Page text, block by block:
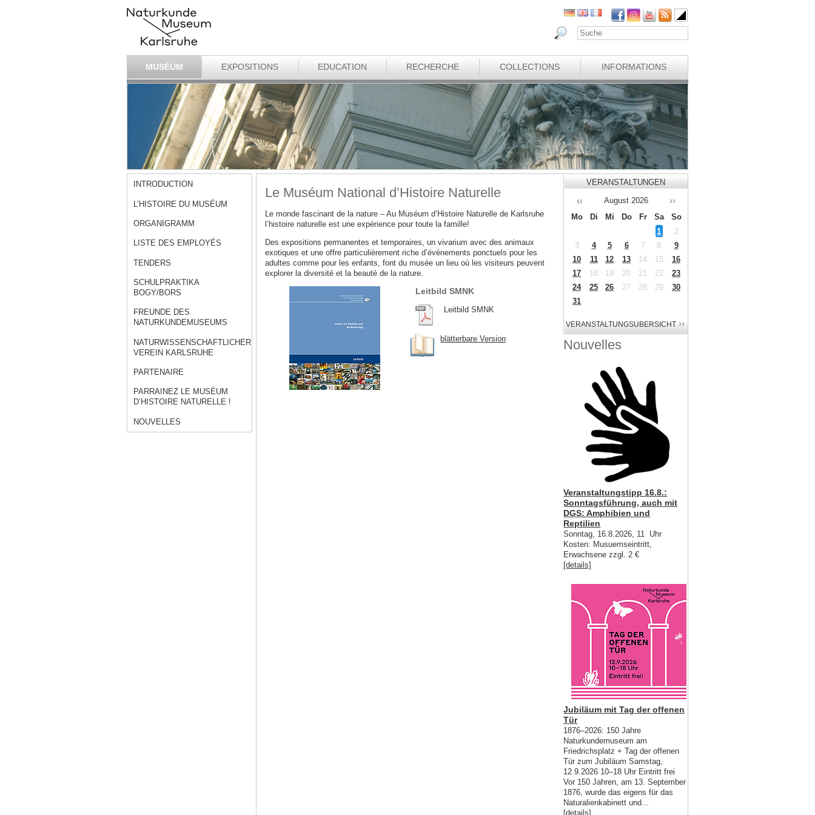
MUSÉUM EXPOSITIONS EDUCATION RECHERCHE COLLECTIONS INFORMATIONS
INTRODUCTION
L’HISTOIRE DU MUSÉUM
ORGANIGRAMM
LISTE DES EMPLOYÉS
TENDERS
SCHULPRAKTIKA
BOGY/BORS
FREUNDE DES
NATURKUNDEMUSEUMS
NATURWISSENSCHAFTLICHER
VEREIN KARLSRUHE
PARTENAIRE
PARRAINEZ LE MUSÉUM
D’HISTOIRE NATURELLE !
NOUVELLES
Le Muséum National d’Histoire Naturelle
Le monde fascinant de la nature – Au Muséum d’Histoire Naturelle de Karlsruhe
l’histoire naturelle est une expérience pour toute la famille!
Des expositions permanentes et temporaires, un vivarium avec des animaux
exotiques et une offre particulièrement riche d’événements ponctuels pour les
adultes comme pour les enfants, font du musée un lieu où les visiteurs peuvent
explorer la diversité et la beauté de la nature.
Leitbild SMNK
Leitbild SMNK
blätterbare Version
VERANSTALTUNGEN
August 2026
Mo
Di Mi Do Fr Sa
So
1
2
3
4 5 6 7 8
9
10
11 12 13 14 15
16
17
18 19 20 21 22
23
24
25 26 27 28 29
30
31
Nouvelles
Veranstaltungstipp 16.8.:
Sonntagsführung, auch mit
DGS: Amphibien und
Reptilien
Sonntag, 16.8.2026, 11 Uhr
Kosten: Musuemseintritt,
Erwachsene zzgl. 2 €
[details]
Jubiläum mit Tag der offenen
Tür
1876–2026: 150 Jahre
Naturkundemuseum am
Friedrichsplatz + Tag der offenen
Tür zum Jubiläum Samstag,
12.9.2026 10–18 Uhr Eintritt frei
Vor 150 Jahren, am 13. September
1876, wurde das eigens für das
Naturalienkabinett und...
[details]